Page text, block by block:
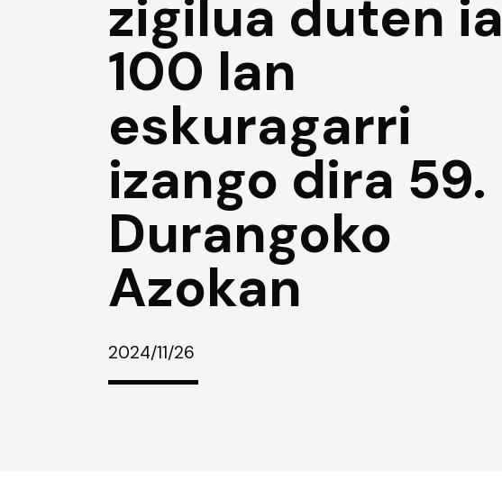
zigilua duten ia
100 lan
eskuragarri
izango dira 59.
Durangoko
Azokan
2024/11/26